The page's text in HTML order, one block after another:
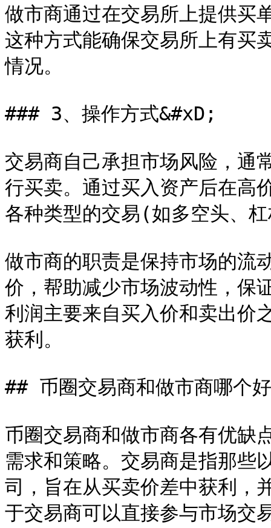
做市商通过在交易所上提供买
这种方式能确保交易所上有买
情况。
### 3、操作方式&#xD;
交易商自己承担市场风险，通
行买卖。通过买入资产后在高
各种类型的交易(如多空头、
做市商的职责是保持市场的流
价，帮助减少市场波动性，保
利润主要来自买入价和卖出价
获利。
## 币圈交易商和做市商哪个
币圈交易商和做市商各有优缺
需求和策略。交易商是指那些
司，旨在从买卖价差中获利，
于交易商可以直接参与市场交